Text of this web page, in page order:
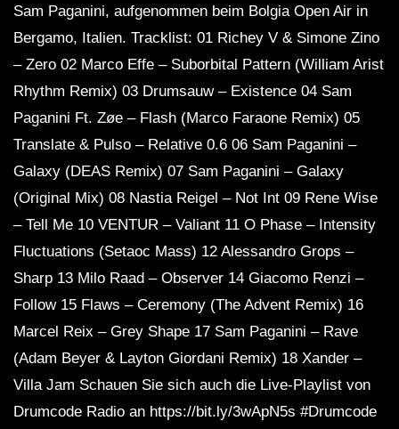
Sam Paganini, aufgenommen beim Bolgia Open Air in
Bergamo, Italien. Tracklist: 01 Richey V & Simone Zino
– Zero 02 Marco Effe – Suborbital Pattern (William Arist
Rhythm Remix) 03 Drumsauw – Existence 04 Sam
Paganini Ft. Zøe – Flash (Marco Faraone Remix) 05
Translate & Pulso – Relative 0.6 06 Sam Paganini –
Galaxy (DEAS Remix) 07 Sam Paganini – Galaxy
(Original Mix) 08 Nastia Reigel – Not Int 09 Rene Wise
– Tell Me 10 VENTUR – Valiant 11 O Phase – Intensity
Fluctuations (Setaoc Mass) 12 Alessandro Grops –
Sharp 13 Milo Raad – Observer 14 Giacomo Renzi –
Follow 15 Flaws – Ceremony (The Advent Remix) 16
Marcel Reix – Grey Shape 17 Sam Paganini – Rave
(Adam Beyer & Layton Giordani Remix) 18 Xander –
Villa Jam Schauen Sie sich auch die Live-Playlist von
Drumcode Radio an https://bit.ly/3wApN5s #Drumcode